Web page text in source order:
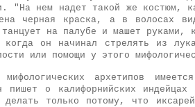
"На нем надет такой же костюм,
черная краска, а в волосах
на палубе и машет руками,
он начинал стрелять из
или помощи у этого
мифологических архетипов
пишет о калифорнийских
делать только потому, что